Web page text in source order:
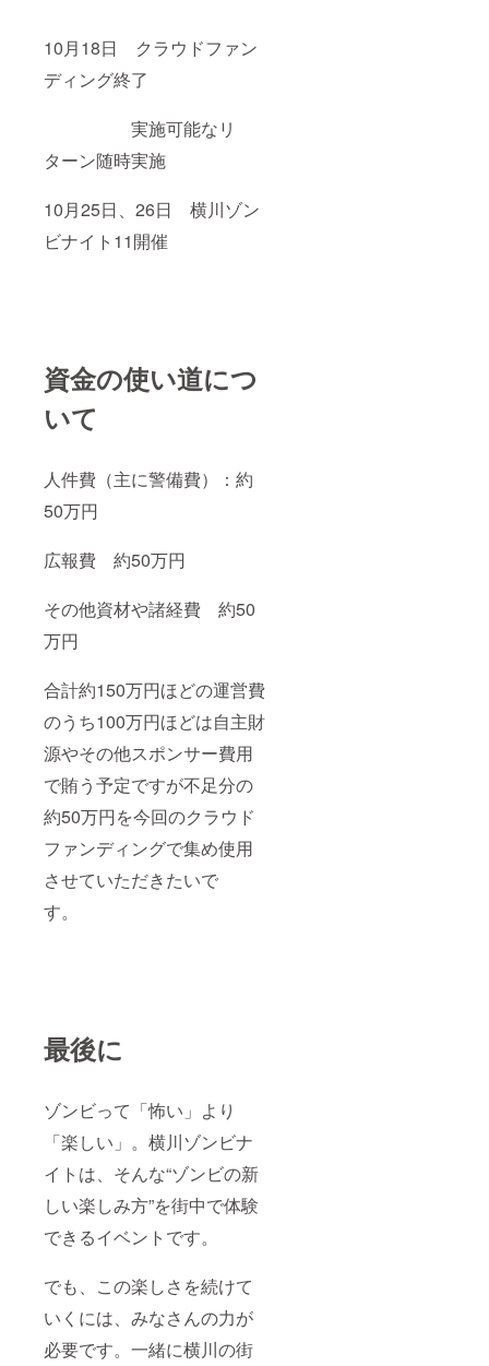
10月18日 クラウドファン
ディング終了
実施可能なリ
ターン随時実施
10月25日、26日 横川ゾン
ビナイト11開催
資金の使い道につ
いて
人件費（主に警備費）：約
50万円
広報費 約50万円
その他資材や諸経費 約50
万円
合計約150万円ほどの運営費
のうち100万円ほどは自主財
源やその他スポンサー費用
で賄う予定ですが不足分の
約50万円を今回のクラウド
ファンディングで集め使用
させていただきたいで
す。
最後に
ゾンビって「怖い」より
「楽しい」。横川ゾンビナ
イトは、そんな“ゾンビの新
しい楽しみ方”を街中で体験
できるイベントです。
でも、この楽しさを続けて
いくには、みなさんの力が
必要です。一緒に横川の街